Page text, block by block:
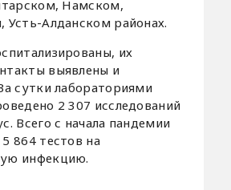
Намском,
Усть-Алданском районах.
их
выявлены и
сутки лабораториями
2 307 исследований
Всего с начала пандемии
864 тестов на
инфекцию.